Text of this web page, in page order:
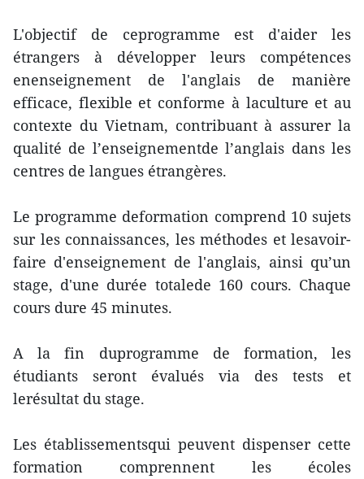
L'objectif de ceprogramme est d'aider les
étrangers à développer leurs compétences
enenseignement de l'anglais de manière
efficace, flexible et conforme à laculture et au
contexte du Vietnam, contribuant à assurer la
qualité de l’enseignementde l’anglais dans les
centres de langues étrangères.
Le programme deformation comprend 10 sujets
sur les connaissances, les méthodes et lesavoir-
faire d'enseignement de l'anglais, ainsi qu’un
stage, d'une durée totalede 160 cours. Chaque
cours dure 45 minutes.
A la fin duprogramme de formation, les
étudiants seront évalués via des tests et
lerésultat du stage.
Les établissementsqui peuvent dispenser cette
formation comprennent les écoles